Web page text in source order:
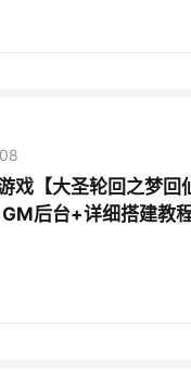
戏【大圣轮回之梦
后台+详细搭建教